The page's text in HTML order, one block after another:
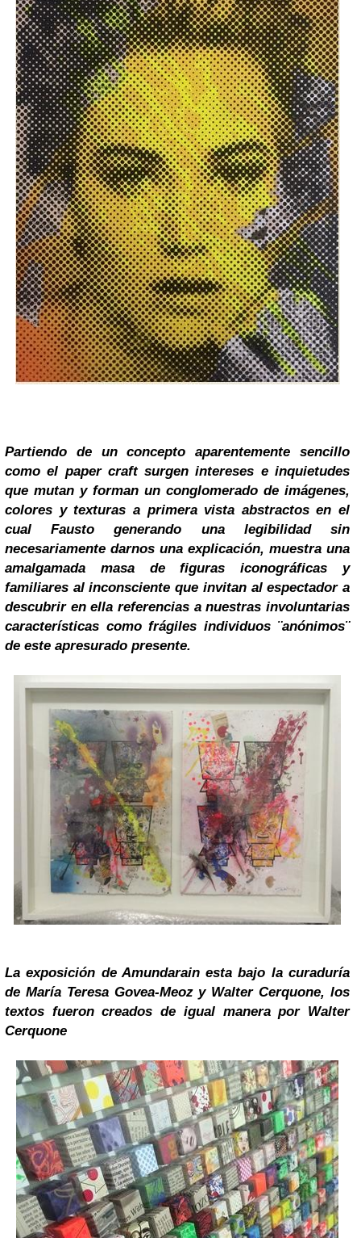
Partiendo de un concepto aparentemente sencillo
como el paper craft surgen intereses e inquietudes
que mutan y forman un conglomerado de imágenes,
colores y texturas a primera vista abstractos en el
cual Fausto generando una legibilidad sin
necesariamente darnos una explicación, muestra una
amalgamada masa de figuras iconográficas y
familiares al inconsciente que invitan al espectador a
descubrir en ella referencias a nuestras involuntarias
características como frágiles individuos ¨anónimos¨
de este apresurado presente.
La exposición de Amundarain esta bajo la curaduría
de María Teresa Govea-Meoz y Walter Cerquone, los
textos fueron creados de igual manera por Walter
Cerquone